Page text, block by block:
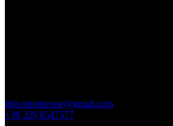
info.ilporticone@gmail.com
+39 329 6547577